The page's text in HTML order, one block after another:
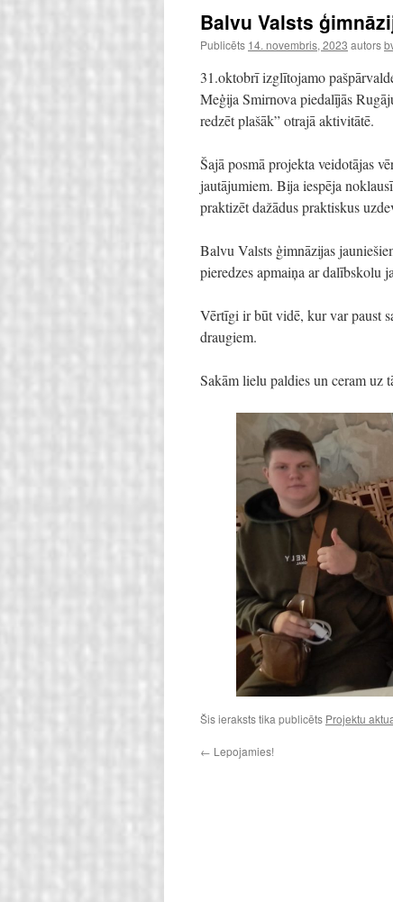
Balvu Valsts
Publicēts 14. novembris, 2023 autors
31.oktobrī izglītojamo
Meģija Smirnova piedalījās
redzēt plašāk” otrajā aktivitātē.
Šajā posmā projekta veidotājas
jautājumiem. Bija iespēja
praktizēt dažādus praktiskus
Balvu Valsts ģimnāzijas
pieredzes apmaiņa ar dalībskolu
Vērtīgi ir būt vidē, kur var paust
draugiem.
Sakām lielu paldies un ceram uz
Šis ieraksts tika publicēts Projektu
← Lepojamies!